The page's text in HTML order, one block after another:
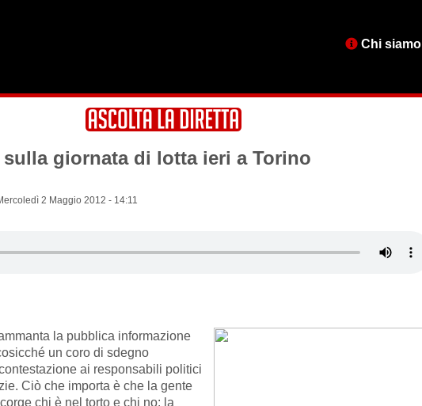
MenuChi siamo
giornata di lotta ieri a Torino
2 Maggio 2012 - 14:11
la pubblica informazione
un coro di sdegno
ai responsabili politici
Ciò che importa è che la gente
chi è nel torto e chi no: la